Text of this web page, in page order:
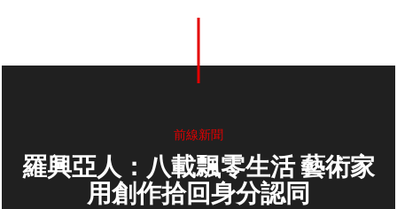
前線新聞
羅興亞人：八載飄零生活 藝術家
用創作拾回身分認同